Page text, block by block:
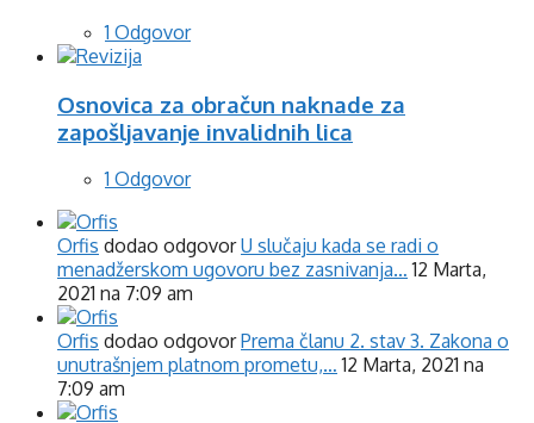
1 Odgovor
Osnovica za obračun naknade za
zapošljavanje invalidnih lica
1 Odgovor
Orfis dodao odgovorU slučaju kada se radi o
menadžerskom ugovoru bez zasnivanja… 12 Marta,
2021 na 7:09 am
Orfis dodao odgovorPrema članu 2. stav 3. Zakona o
unutrašnjem platnom prometu,… 12 Marta, 2021 na
7:09 am